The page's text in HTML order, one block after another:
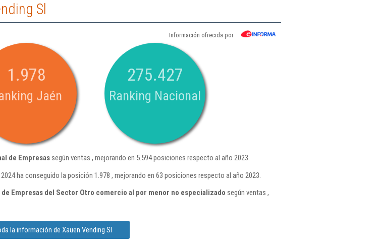
Sl
Información ofrecida por
1.978
Jaén
275.427
Ranking Nacional
de Empresassegún ventas , mejorando en 5.594 posiciones respecto al año 2023.
ha conseguido la posición 1.978 , mejorando en 63 posiciones respecto al año 2023.
de Empresas del Sector Otro comercio al por menor no especializado según ventas ,
la información de Xauen Vending Sl